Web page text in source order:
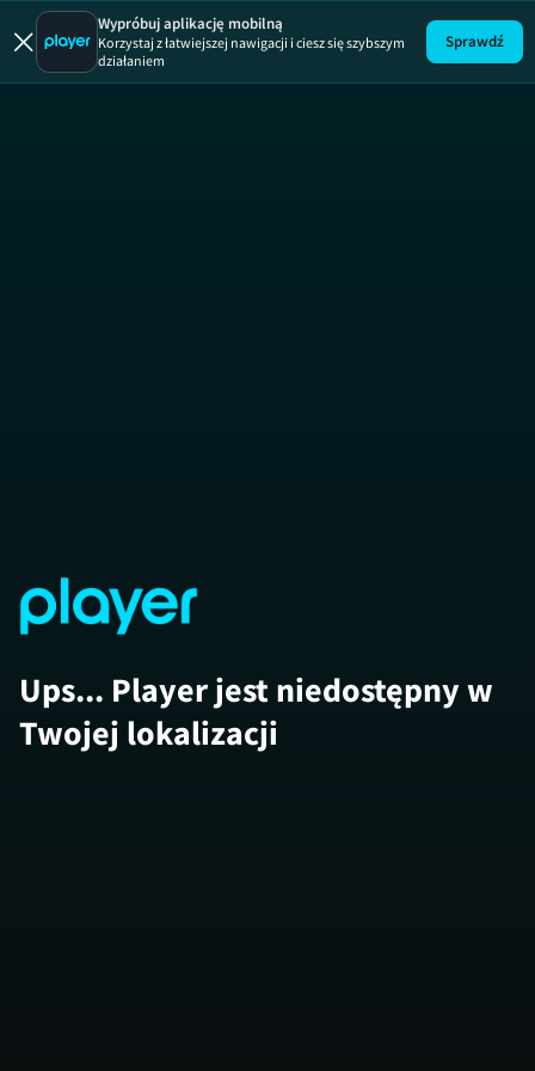
Wypróbuj aplikację mobilną
Korzystaj z łatwiejszej nawigacji i ciesz się szybszym
działaniem
Sprawdź
Ups... Player jest niedostępny w
Twojej lokalizacji